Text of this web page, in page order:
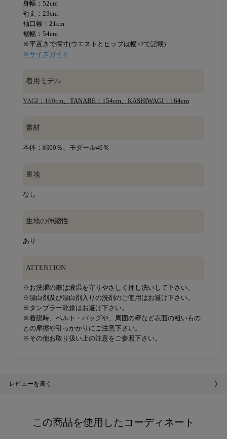
身幅：52cm
裄丈：23cm
袖口幅：21cm
裾幅：54cm
※平置きで採寸(ウエストとヒップは幅×2で記載)
※サイズガイド
着用モデル
YAGI：160cm、TANABE：154cm、KASHIWAGI：164cm
素材
本体：綿60％、モダール40％
裏地
なし
生地の伸縮性
あり
ATTENTION
※お洗濯の際は液温を守りやさしく押し洗いして下さい。
※漂白剤及び漂白剤入りの洗剤のご使用はお避け下さい。
※タンブラー乾燥はお避け下さい。
※着脱時、ベルト・バッグや、周囲の壁など表面の粗いもの
との摩擦や引っかかりにご注意下さい。
※その他お取り扱い上の注意をご参照下さい。
レビューを書く
この商品を使用したコーディネート